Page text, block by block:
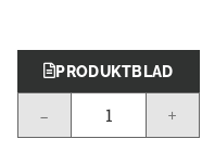
PRODUKTBLAD
- +